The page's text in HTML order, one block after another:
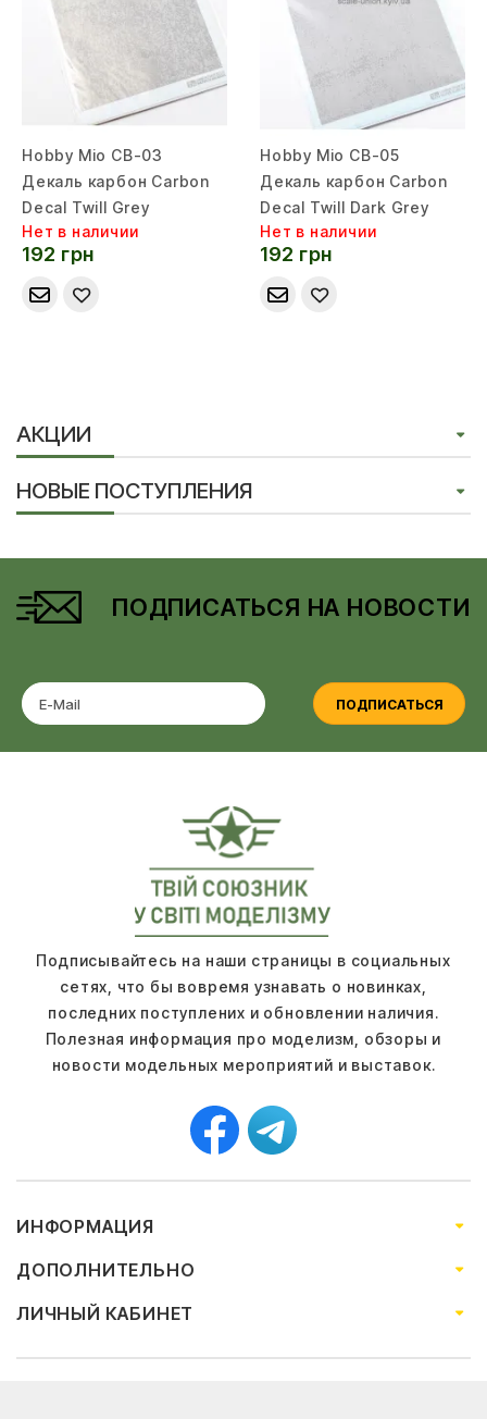
Hobby Mio CB-03
Декаль карбон Carbon
Decal Twill Grey
Нет в наличии
192 грн
Hobby Mio CB-05
Декаль карбон Carbon
Decal Twill Dark Grey
Нет в наличии
192 грн
АКЦИИ
НОВЫЕ ПОСТУПЛЕНИЯ
ПОДПИСАТЬСЯ НА НОВОСТИ
ПОДПИСАТЬСЯ
Подписывайтесь на наши страницы в социальных
сетях, что бы вовремя узнавать о новинках,
последних поступлених и обновлении наличия.
Полезная информация про моделизм, обзоры и
новости модельных мероприятий и выставок.
ИНФОРМАЦИЯ
ДОПОЛНИТЕЛЬНО
ЛИЧНЫЙ КАБИНЕТ